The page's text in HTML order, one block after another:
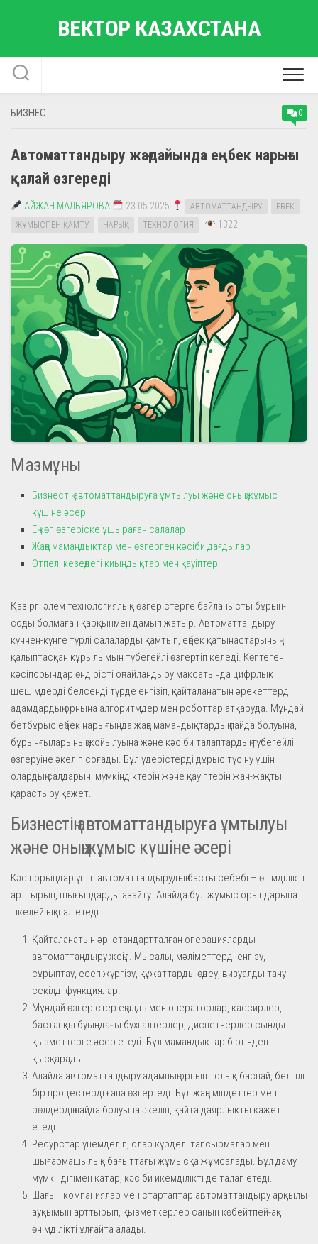
ВЕКТОР КАЗАХСТАНА
БИЗНЕС 0
Автоматтандыру жағдайында еңбек нарығы
қалай өзгереді
АЙЖАН МАДЬЯРОВА 23.05.2025 АВТОМАТТАНДЫРУ
ЕҢБЕК
ЖҰМЫСПЕН ҚАМТУ
НАРЫҚ ТЕХНОЛОГИЯ 1322
Мазмұны
Бизнестің автоматтандыруға ұмтылуы және оның жұмыс
күшіне әсері
Ең көп өзгеріске ұшыраған салалар
Жаңа мамандықтар мен өзгерген кәсіби дағдылар
Өтпелі кезеңдегі қиындықтар мен қауіптер
Қазіргі әлем технологиялық өзгерістерге байланысты бұрын-
соңды болмаған қарқынмен дамып жатыр. Автоматтандыру
күннен-күнге түрлі салаларды қамтып, еңбек қатынастарының
қалыптасқан құрылымын түбегейлі өзгертіп келеді. Көптеген
кәсіпорындар өндірісті оңтайландыру мақсатында цифрлық
шешімдерді белсенді түрде енгізіп, қайталанатын әрекеттерді
адамдардың орнына алгоритмдер мен роботтар атқаруда. Мұндай
бетбұрыс еңбек нарығында жаңа мамандықтардың пайда болуына,
бұрынғыларының жойылуына және кәсіби талаптардың түбегейлі
өзгеруіне әкеліп соғады. Бұл үдерістерді дұрыс түсіну үшін
олардың салдарын, мүмкіндіктерін және қауіптерін жан-жақты
қарастыру қажет.
Бизнестің автоматтандыруға ұмтылуы
және оның жұмыс күшіне әсері
Кәсіпорындар үшін автоматтандырудың басты себебі – өнімділікті
арттырып, шығындарды азайту. Алайда бұл жұмыс орындарына
тікелей ықпал етеді.
Қайталанатын әрі стандартталған операцияларды
автоматтандыру жеңіл. Мысалы, мәліметтерді енгізу,
сұрыптау, есеп жүргізу, құжаттарды өңдеу, визуалды тану
секілді функциялар.
Мұндай өзгерістер ең алдымен операторлар, кассирлер,
бастапқы буындағы бухгалтерлер, диспетчерлер сынды
қызметтерге әсер етеді. Бұл мамандықтар біртіндеп
қысқарады.
Алайда автоматтандыру адамның орнын толық баспай, белгілі
бір процестерді ғана өзгертеді. Бұл жаңа міндеттер мен
рөлдердің пайда болуына әкеліп, қайта даярлықты қажет
етеді.
Ресурстар үнемделіп, олар күрделі тапсырмалар мен
шығармашылық бағыттағы жұмысқа жұмсалады. Бұл даму
мүмкіндігімен қатар, кәсіби икемділікті де талап етеді.
Шағын компаниялар мен стартаптар автоматтандыру арқылы
ауқымын арттырып, қызметкерлер санын көбейтпей-ақ
өнімділікті ұлғайта алады.